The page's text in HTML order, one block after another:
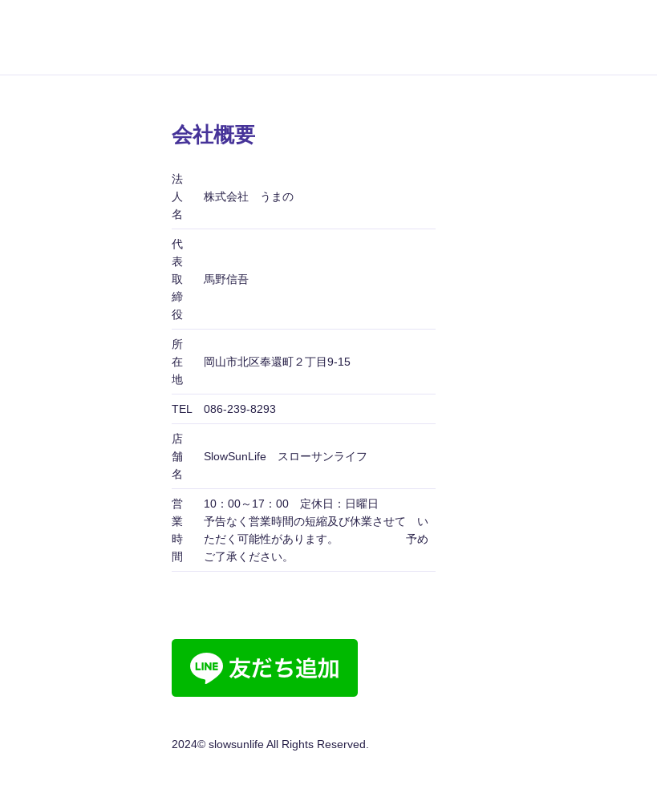
会社概要
法
人
名
株式会社 うまの
代
表
取
締
役
馬野信吾
所
在
地
岡山市北区奉還町２丁目9-15
TEL 086-239-8293
店
舗
名
SlowSunLife スローサンライフ
営
業
時
間
10：00～17：00 定休日：日曜日
予告なく営業時間の短縮及び休業させて い
ただく可能性があります。 予め
ご了承ください。
2024© slowsunlife All Rights Reserved.